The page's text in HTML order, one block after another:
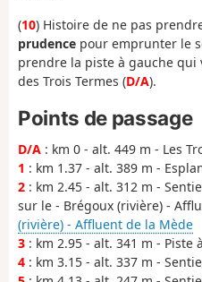
(10) Histoire de ne pas
prudence pour emprunter le
prendre la piste à gauche
des Trois Termes (D/A).
Points de passage
D/A : km 0 - alt. 449 m - Les
1 : km 1.37 - alt. 389 m -
2 : km 2.45 - alt. 312 m -
sur le - Brégoux (rivière) -
(rivière) - Affluent de la Mède
3 : km 2.95 - alt. 341 m - Piste
4 : km 3.15 - alt. 337 m -